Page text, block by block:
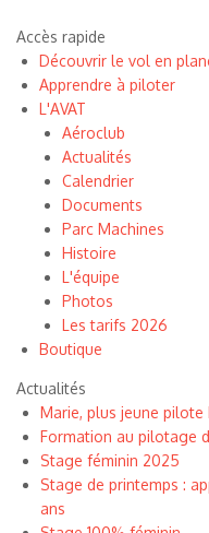
Accès rapide
Découvrir le vol en
Apprendre à piloter
L'AVAT
Aéroclub
Actualités
Calendrier
Documents
Parc Machines
Histoire
L'équipe
Photos
Les tarifs 2026
Boutique
Actualités
Marie, plus jeune
Formation au pilotage
Stage féminin 2025
Stage de printemps :
ans